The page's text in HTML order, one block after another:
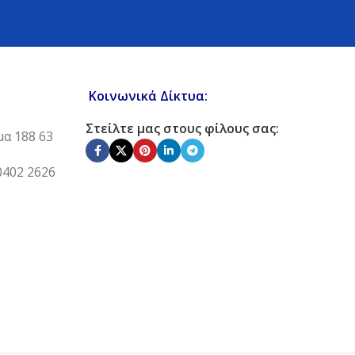
188 63
2626
Κοινωνικά Δίκτυα:
Στείλτε μας στους φίλους σας: